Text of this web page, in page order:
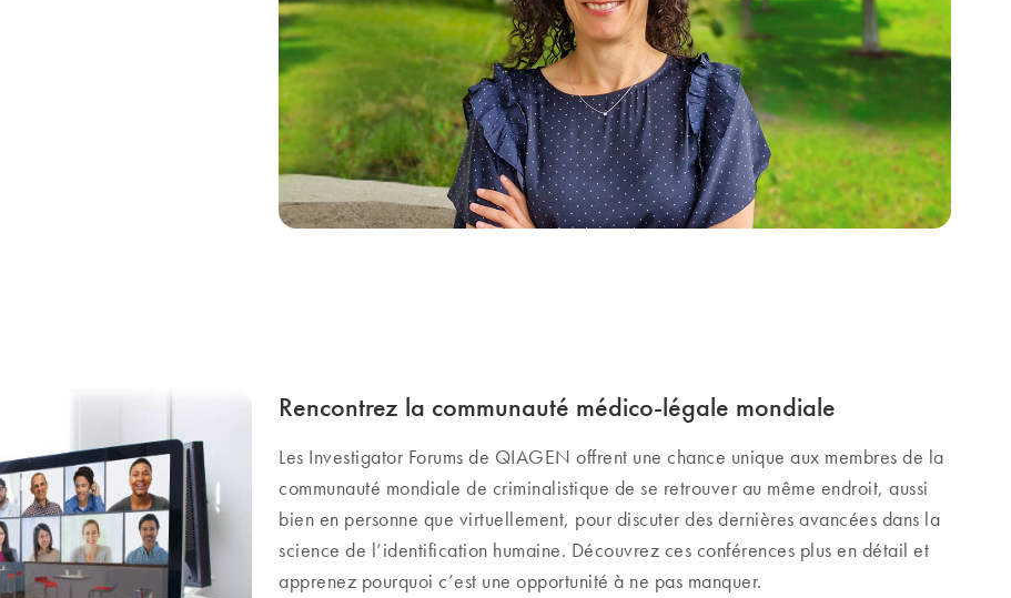
Rencontrez la communauté médico-légale mondiale
Les Investigator Forums de QIAGEN offrent une chance unique aux membres de la
communauté mondiale de criminalistique de se retrouver au même endroit, aussi
bien en personne que virtuellement, pour discuter des dernières avancées dans la
science de l’identification humaine. Découvrez ces conférences plus en détail et
apprenez pourquoi c’est une opportunité à ne pas manquer.